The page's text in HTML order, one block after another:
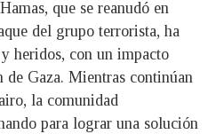
que se reanudó en
del grupo terrorista, ha
heridos, con un impacto
de Gaza. Mientras continúan
la comunidad
para lograr una solución